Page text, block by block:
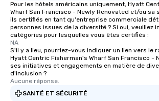
Pour les hôtels américains uniquement, Hyatt
Wharf San Francisco - Newly Renovated et/ou sa
ils certifiés en tant qu'entreprise commerciale
personnes issues de la diversité ? Si oui, veuillez
catégories pour lesquelles vous êtes certifiés :
NA
S'il y a lieu, pourriez-vous indiquer un lien vers le
Hyatt Centric Fisherman's Wharf San Francisco -
ses initiatives et engagements en matière de
d'inclusion ?
Aucune réponse.
SANTÉ ET SÉCURITÉ